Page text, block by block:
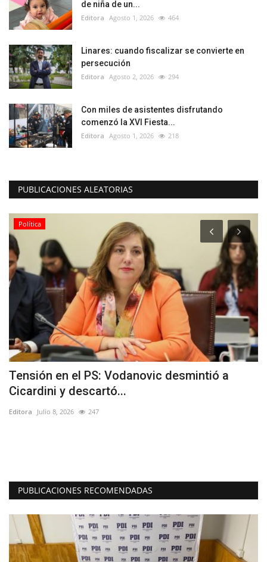
de niña de un...
Editora Agosto 1, 2026 464
Linares: cuando fiscalizar se convierte en
persecución
Editora Agosto 2, 2026 294
Con miles de asistentes disfrutando
comenzó la XVI Fiesta...
Editora Agosto 1, 2026 218
PUBLICACIONES ALEATORIAS
Política
Tensión en el PS: Vodanovic desmintió a
Cicardini y descartó...
Editora Julio 8, 2026 247
PUBLICACIONES RECOMENDADAS